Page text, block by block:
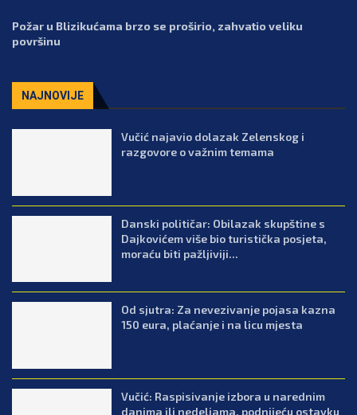
Požar u Blizikućama brzo se proširio, zahvatio veliku
površinu
NAJNOVIJE
Vučić najavio dolazak Zelenskog i
razgovore o važnim temama
Danski političar: Obilazak skupštine s
Dajkovićem više bio turistička posjeta,
moraću biti pažljiviji...
Od sjutra: Za nevezivanje pojasa kazna
150 eura, plaćanje i na licu mjesta
Vučić: Raspisivanje izbora u narednim
danima ili nedeljama, podnijeću ostavku